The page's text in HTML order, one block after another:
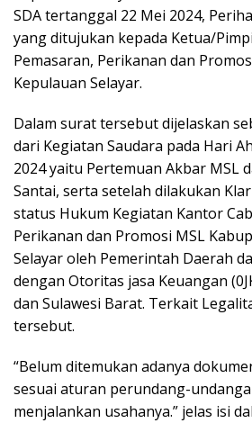
SDA tertanggal 22 Mei 2024,
yang ditujukan kepada Ketua/
Pemasaran, Perikanan dan
Kepulauan Selayar.
Dalam surat tersebut dijelaskan
dari Kegiatan Saudara pada Hari
2024 yaitu Pertemuan Akbar MSL
Santai, serta setelah dilakukan
status Hukum Kegiatan Kantor
Perikanan dan Promosi MSL
Selayar oleh Pemerintah Daerah
dengan Otoritas jasa Keuangan
dan Sulawesi Barat. Terkait
tersebut.
“Belum ditemukan adanya
sesuai aturan perundang-
menjalankan usahanya.” jelas isi